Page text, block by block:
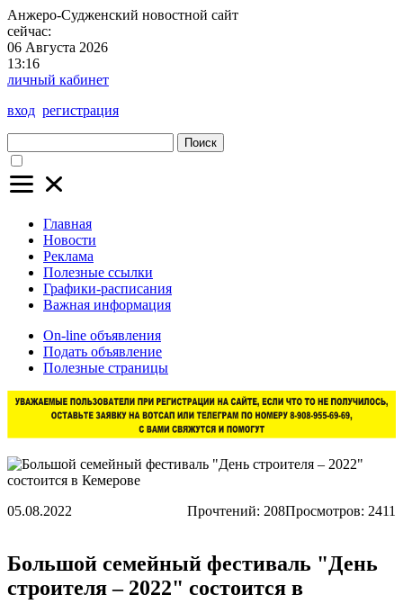
Анжеро-Судженский новостной сайт
сейчас:
06 Августа 2026
13:16
личный кабинет
вход регистрация
Поиск
Главная
Новости
Реклама
Полезные ссылки
Графики-расписания
Важная информация
On-line объявления
Подать объявление
Полезные страницы
05.08.2022 Прочтений: 208Просмотров: 2411
Большой семейный фестиваль "День
строителя – 2022" состоится в